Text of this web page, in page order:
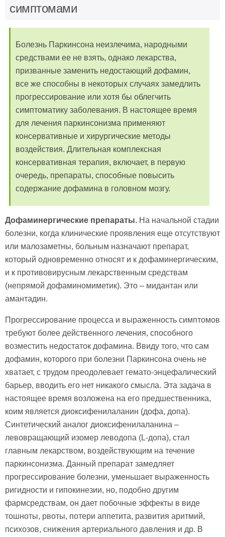
симптомами
Болезнь Паркинсона неизлечима, народными
средствами ее не взять, однако лекарства,
призванные заменить недостающий дофамин,
все же способны в некоторых случаях замедлить
прогрессирование или хотя бы облегчить
симптоматику заболевания. В настоящее время
для лечения паркинсонизма применяют
консервативные и хирургические методы
воздействия. Длительная комплексная
консервативная терапия, включает, в первую
очередь, препараты, способные повысить
содержание дофамина в головном мозгу.
Дофаминергические препараты. На начальной стадии
болезни, когда клинические проявления еще отсутствуют
или малозаметны, больным назначают препарат,
который одновременно относят и к дофаминергическим,
и к противовирусным лекарственным средствам
(непрямой дофаминомиметик). Это – мидантан или
амантадин.
Прогрессирование процесса и выраженность симптомов
требуют более действенного лечения, способного
возместить недостаток дофамина. Ввиду того, что сам
дофамин, которого при болезни Паркинсона очень не
хватает, с трудом преодолевает гемато-энцефалический
барьер, вводить его нет никакого смысла. Эта задача в
настоящее время возложена на его предшественника,
коим является диоксифенилаланин (дофа, допа).
Синтетический аналог диоксифенилаланина –
левовращающий изомер леводопа (L-допа), стал
главным лекарством, воздействующим на течение
паркинсонизма. Данный препарат замедляет
прогрессирование болезни, уменьшает выраженность
ригидности и гипокинезии, но, подобно другим
фармсредствам, он дает побочные эффекты в виде
тошноты, рвоты, потери аппетита, развития аритмий,
психозов, снижения артериального давления и др. В